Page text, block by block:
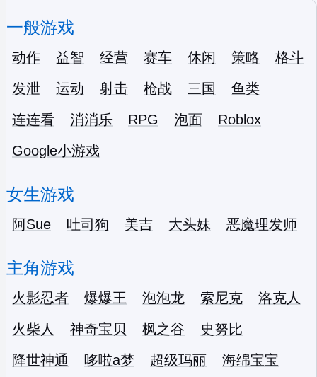
一般游戏
动作 益智 经营 赛车 休闲 策略
格斗
发泄
运动 射击 枪战 三国
鱼类
连连看
消消乐 RPG 泡面
Roblox
Google小游戏
女生游戏
阿Sue 吐司狗 美吉 大头妹 恶魔理发师
主角游戏
火影忍者 爆爆王 泡泡龙 索尼克
洛克人
火柴人
神奇宝贝 枫之谷
史努比
降世神通
哆啦a梦 超级玛丽
海绵宝宝